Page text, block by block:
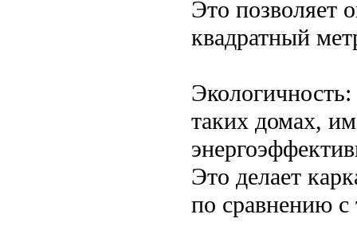
Это позволяет
квадратный
таких домах,
Это делает
по сравнению